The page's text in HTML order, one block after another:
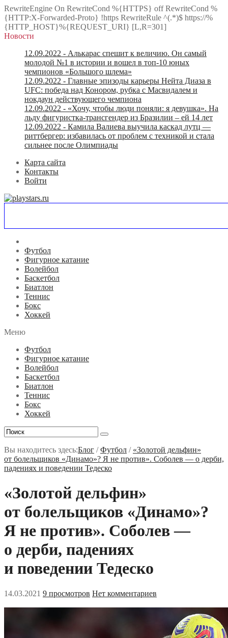
RewriteEngine On RewriteCond %{HTTPS} off RewriteCond %
{HTTP:X-Forwarded-Proto} !https RewriteRule ^(.*)$ https://%
{HTTP_HOST}%{REQUEST_URI} [L,R=301]
Новости
12.09.2022 - Алькарас спешит к величию. Он самый
молодой №1 в истории и вошел в топ-10 юных
чемпионов «Большого шлема»
12.09.2022 - Главные эпизоды карьеры Нейта Диаза в
UFC: победа над Конором, рубка с Масвидалем и
нокдаун действующего чемпиона
12.09.2022 - «Хочу, чтобы люди поняли: я девушка». На
льду фигуристка-трансгендер из Бразилии – ей 14 лет
12.09.2022 - Камила Валиева выучила каскад лутц —
риттбергер: избавилась от проблем с техникой и стала
сильнее после Олимпиады
Карта сайта
Контакты
Войти
Футбол
Фигурное катание
Волейбол
Баскетбол
Биатлон
Теннис
Бокс
Хоккей
Меню
Футбол
Фигурное катание
Волейбол
Баскетбол
Биатлон
Теннис
Бокс
Хоккей
Вы находитесь здесь:Блог /Футбол / «Золотой дельфин»
от болельщиков «Динамо»? Я не против». Соболев — о дерби,
падениях и поведении Тедеско
«Золотой дельфин»
от болельщиков «Динамо»?
Я не против». Соболев —
о дерби, падениях
и поведении Тедеско
14.03.2021 9 просмотров Нет комментариев